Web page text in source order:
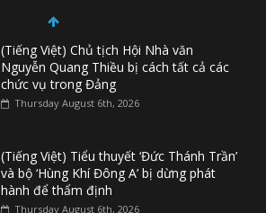
(Tiếng Việt) Chủ tịch Hội Nhà văn
Nguyễn Quang Thiều bị cách tất cả các
chức vụ trong Đảng
Thursday August 6th, 2026
(Tiếng Việt) Tiểu thuyết ‘Đức Thánh Trần’
và bộ ‘Hùng Khí Đông A’ bị dừng phát
hành để thẩm định
Thursday August 6th, 2026